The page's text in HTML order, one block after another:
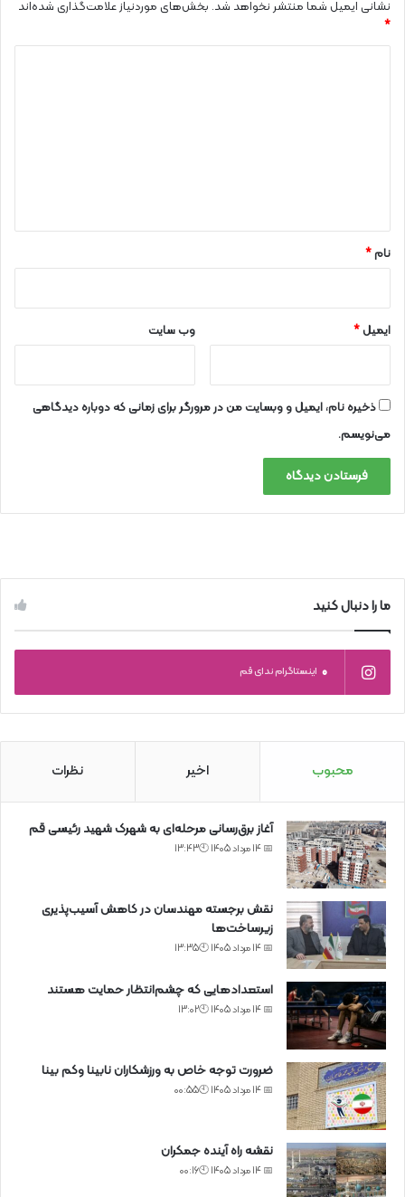
نشانی ایمیل شما منتشر نخواهد شد. بخش‌های موردنیاز علامت‌گذاری شده‌اند
*
نام*
ایمیل* وب‌ سایت
ذخیره نام، ایمیل و وبسایت من در مرورگر برای زمانی که دوباره دیدگاهی
می‌نویسم.
ما را دنبال کنید
0 اینستاگرام ندای قم
محبوب اخیر نظرات
آغاز برق‌رسانی مرحله‌ای به شهرک شهید رئیسی قم
📅 14 مرداد 1405 🕙13:43
نقش برجسته مهندسان در کاهش آسیب‌پذیری
زیرساخت‌ها
📅 14 مرداد 1405 🕙13:35
استعدادهایی که چشم‌انتظار حمایت هستند
📅 14 مرداد 1405 🕙13:02
ضرورت توجه خاص به ورزشکاران نابینا وکم بینا
📅 14 مرداد 1405 🕙00:55
نقشه راه آینده جمکران
📅 14 مرداد 1405 🕙00:16